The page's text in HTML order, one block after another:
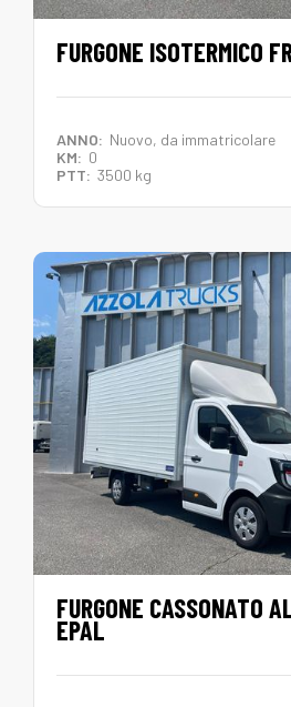
FURGONE ISOTERMICO
ANNO: Nuovo, da immatricolare
KM: 0
PTT: 3500 kg
FURGONE CASSONATO
EPAL